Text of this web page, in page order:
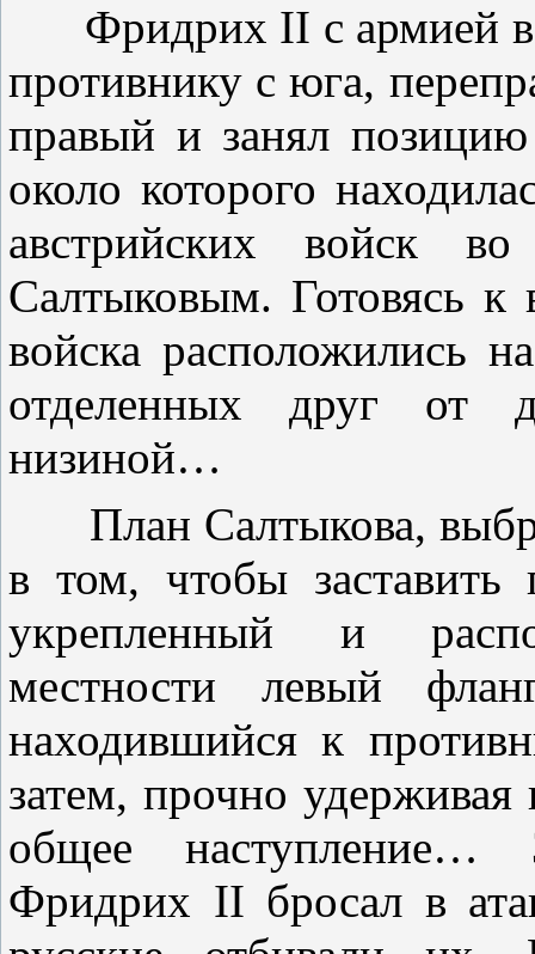
Фридрих II с армией в
противнику с юга,
правый и занял позицию
около которого
австрийских войск
Салтыковым. Готовясь к
войска расположились
отделенных друг от
низиной…
План Салтыкова,
в том, чтобы заставить
укрепленный и
местности левый
находившийся к
затем, прочно
общее наступление…
Фридрих II бросал в